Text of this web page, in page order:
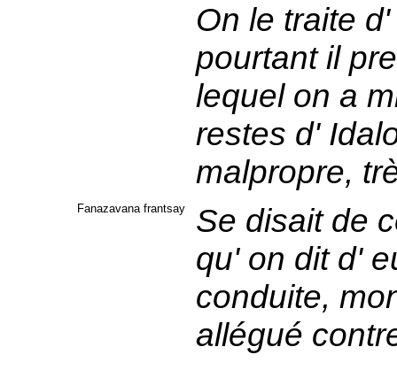
On le traite
pourtant il
lequel on a
restes d'
malpropre,
Fanazavana frantsay
Se disait de
qu' on dit d'
conduite,
allégué